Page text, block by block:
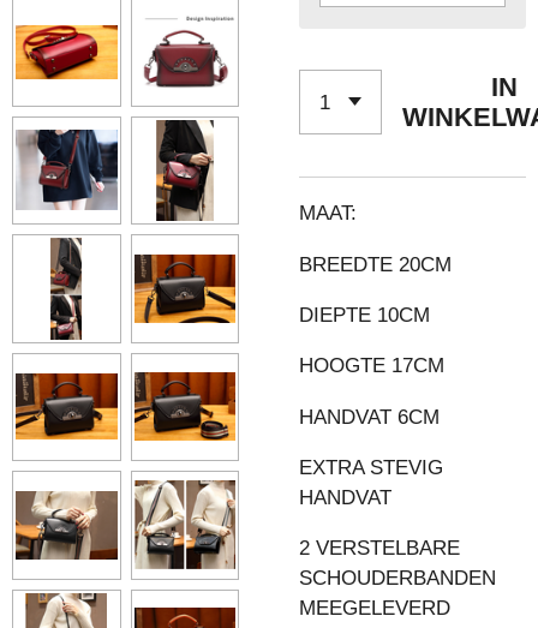
IN
MAAT:
BREEDTE 20CM
DIEPTE 10CM
HOOGTE 17CM
HANDVAT 6CM
EXTRA STEVIG
HANDVAT
2 VERSTELBARE
SCHOUDERBANDEN
MEEGELEVERD